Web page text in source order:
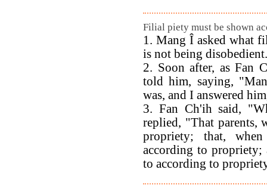
Filial piety must be shown
1. Mang Î asked what
is not being
2. Soon after, as Fan
told him, saying,
was, and I answered
3. Fan Ch'ih said,
replied, "That parents,
propriety; that,
according to propriety;
to according to